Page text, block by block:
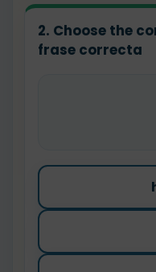
2. Choose the
frase correcta